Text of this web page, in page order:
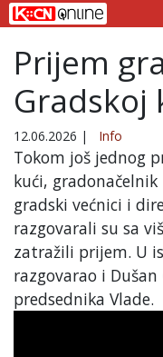
Prijem
Gradskoj
12.06.2026 | Info
Tokom još jednog
kući, gradonačelnik
gradski većnici i
razgovarali su sa
zatražili prijem. U
razgovarao i
predsednika Vlade.